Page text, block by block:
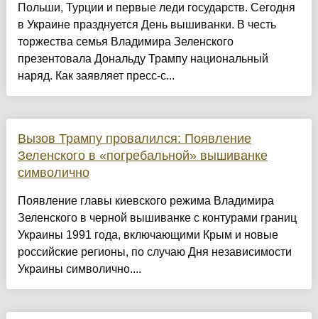
Польши, Турции и первые леди государств. Сегодня
в Украине празднуется День вышиванки. В честь
торжества семья Владимира Зеленского
презентовала Дональду Трампу национальный
наряд. Как заявляет пресс-с...
Вызов Трампу провалился: Появление
Зеленского в «погребальной» вышиванке
символично
Появление главы киевского режима Владимира
Зеленского в черной вышиванке с контурами границ
Украины 1991 года, включающими Крым и новые
российские регионы, по случаю Дня независимости
Украины символично....